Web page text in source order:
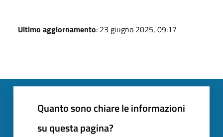
Ultimo aggiornamento: 23 giugno 2025, 09:17
Quanto sono chiare le informazioni
su questa pagina?